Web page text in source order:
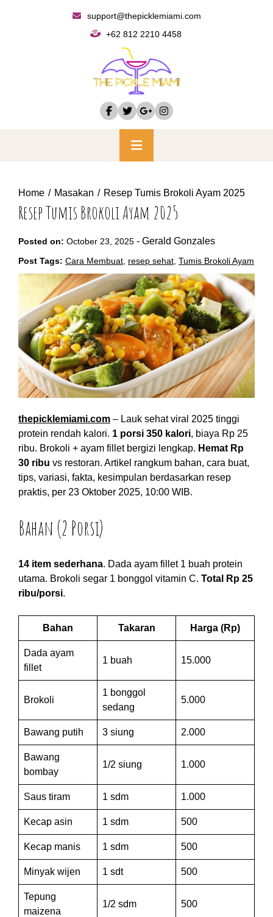
support@thepicklemiami.com
+62 812 2210 4458
Primary
Menu
Home Masakan Resep Tumis Brokoli Ayam 2025
Resep Tumis Brokoli Ayam 2025
Posted on: October 23, 2025 - Gerald Gonzales
Post Tags: Cara Membuat, resep sehat, Tumis Brokoli Ayam
thepicklemiami.com – Lauk sehat viral 2025 tinggi
protein rendah kalori. 1 porsi 350 kalori, biaya Rp 25
ribu. Brokoli + ayam fillet bergizi lengkap. Hemat Rp
30 ribu vs restoran. Artikel rangkum bahan, cara buat,
tips, variasi, fakta, kesimpulan berdasarkan resep
praktis, per 23 Oktober 2025, 10:00 WIB.
Bahan (2 Porsi)
14 item sederhana. Dada ayam fillet 1 buah protein
utama. Brokoli segar 1 bonggol vitamin C. Total Rp 25
ribu/porsi.
Bahan Takaran Harga (Rp)
Dada ayam
fillet
1 buah 15.000
Brokoli
1 bonggol
sedang
5.000
Bawang putih 3 siung 2.000
Bawang
bombay
1/2 siung 1.000
Saus tiram 1 sdm 1.000
Kecap asin 1 sdm 500
Kecap manis 1 sdm 500
Minyak wijen 1 sdt 500
Tepung
maizena
1/2 sdm 500